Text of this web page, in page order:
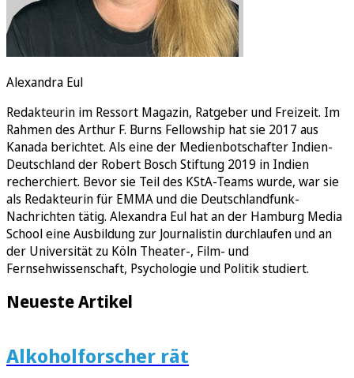
Alexandra Eul
Redakteurin im Ressort Magazin, Ratgeber und Freizeit. Im
Rahmen des Arthur F. Burns Fellowship hat sie 2017 aus
Kanada berichtet. Als eine der Medienbotschafter Indien-
Deutschland der Robert Bosch Stiftung 2019 in Indien
recherchiert. Bevor sie Teil des KStA-Teams wurde, war sie
als Redakteurin für EMMA und die Deutschlandfunk-
Nachrichten tätig. Alexandra Eul hat an der Hamburg Media
School eine Ausbildung zur Journalistin durchlaufen und an
der Universität zu Köln Theater-, Film- und
Fernsehwissenschaft, Psychologie und Politik studiert.
Neueste Artikel
Alkoholforscher rät